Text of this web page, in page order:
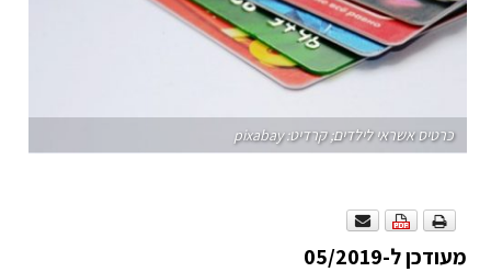
כרטיס אשראי לילדים; קרדיט: pixabay
מעודכן ל-05/2019